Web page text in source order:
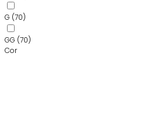
G (70)
GG (70)
Cor